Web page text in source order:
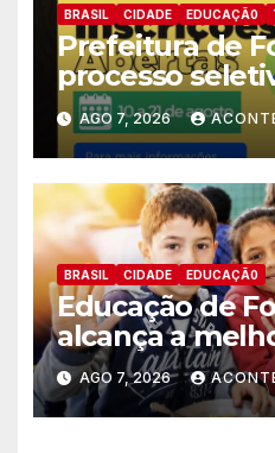
BRASIL CIDADE EDUCAÇÃ0
Prefeitura de
processo
estagiários
AGO 7, 2026
BRASIL CIDADE EDUCAÇÃ0
Educação de
alcança a
história no
AGO 7, 2026